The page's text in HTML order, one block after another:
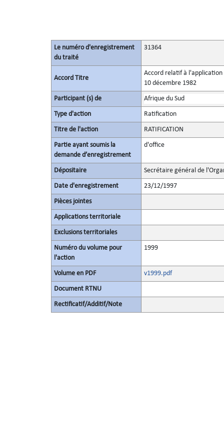
Le numéro d'enregistrement
du traité
31364
Accord Titre
Accord relatif à l'application
10 décembre 1982
Participant (s) de Afrique du Sud
Type d'action Ratification
Titre de l'action RATIFICATION
Partie ayant soumis la
demande d’enregistrement
d'office
Dépositaire Secrétaire général de
Date d'enregistrement 23/12/1997
Pièces jointes
Applications territoriale
Exclusions territoriales
Numéro du volume pour
l'action
1999
Volume en PDF v1999.pdf
Document RTNU
Rectificatif/Additif/Note